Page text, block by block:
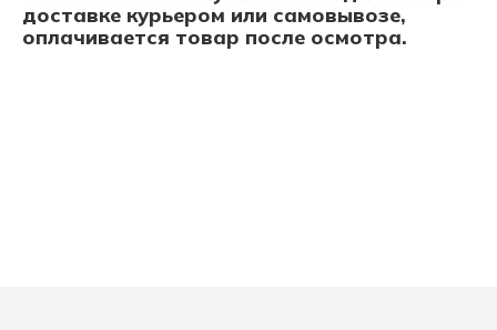
доставке курьером или самовывозе,
оплачивается товар после осмотра.